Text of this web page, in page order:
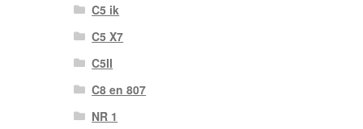
C5 ik
C5 X7
C5II
C8 en 807
NR 1